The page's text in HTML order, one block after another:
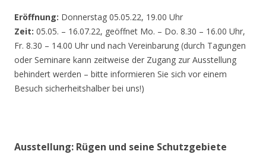
Eröffnung: Donnerstag 05.05.22, 19.00 Uhr
Zeit: 05.05. – 16.07.22, geöffnet Mo. – Do. 8.30 – 16.00 Uhr,
Fr. 8.30 – 14.00 Uhr und nach Vereinbarung (durch Tagungen
oder Seminare kann zeitweise der Zugang zur Ausstellung
behindert werden – bitte informieren Sie sich vor einem
Besuch sicherheitshalber bei uns!)
Ausstellung: Rügen und seine Schutzgebiete